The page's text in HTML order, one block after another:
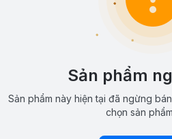
Sản phẩm
Sản phẩm này hiện tại đã ngừng
chọn sản